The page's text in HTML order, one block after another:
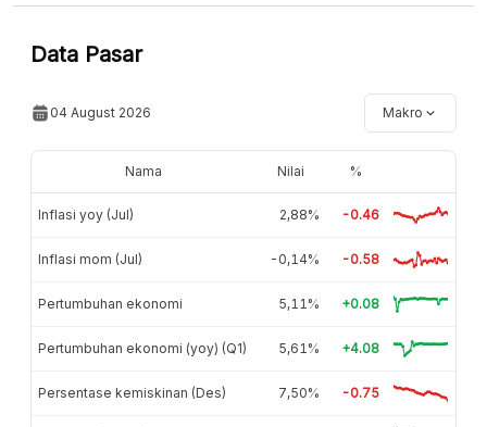
Data Pasar
04 August 2026 Makro
Nama Nilai %
Inflasi yoy (Jul) 2,88% -0.46
Inflasi mom (Jul) -0,14% -0.58
Pertumbuhan ekonomi 5,11% +0.08
Pertumbuhan ekonomi (yoy) (Q1) 5,61% +4.08
Persentase kemiskinan (Des) 7,50% -0.75